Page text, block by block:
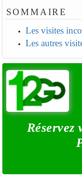
SOMMAIRE
Les visites
Les autres
Réservez